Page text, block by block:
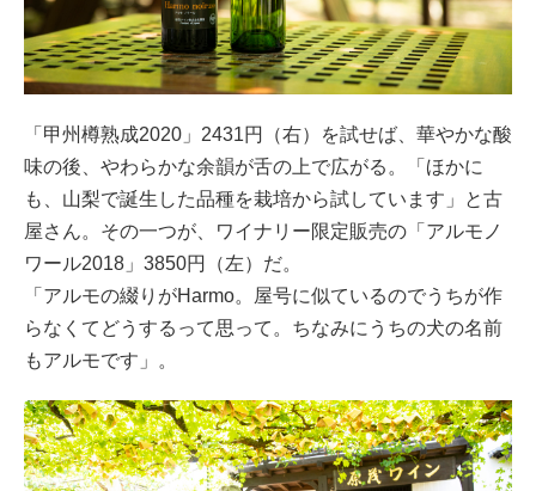
「甲州樽熟成2020」2431円（右）を試せば、華やかな酸
味の後、やわらかな余韻が舌の上で広がる。「ほかに
も、山梨で誕生した品種を栽培から試しています」と古
屋さん。その一つが、ワイナリー限定販売の「アルモノ
ワール2018」3850円（左）だ。
「アルモの綴りがHarmo。屋号に似ているのでうちが作
らなくてどうするって思って。ちなみにうちの犬の名前
もアルモです」。